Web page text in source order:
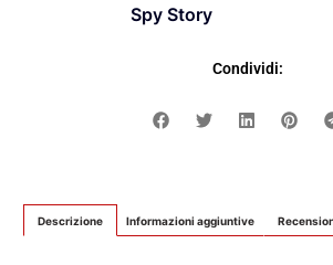
Spy Story
Condividi:
Descrizione Informazioni aggiuntive